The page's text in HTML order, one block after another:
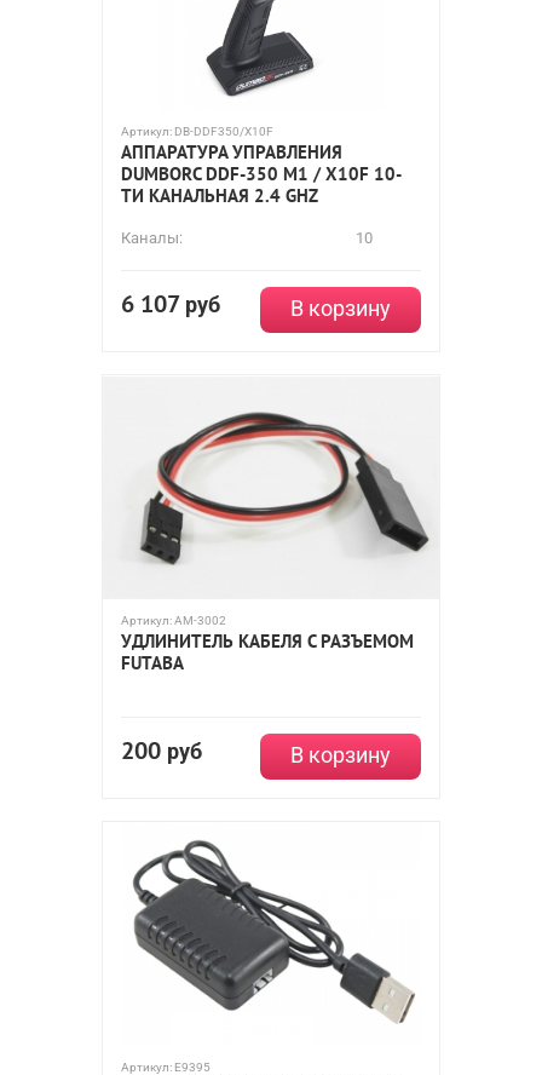
Артикул: DB-DDF350/X10F
АППАРАТУРА УПРАВЛЕНИЯ
DUMBORC DDF-350 M1 / X10F 10-
ТИ КАНАЛЬНАЯ 2.4 GHZ
Каналы: 10
6 107 руб В корзину
Артикул:AM-3002
УДЛИНИТЕЛЬ КАБЕЛЯ С РАЗЪЕМОМ
FUTABA
200 руб В корзину
Артикул: E9395